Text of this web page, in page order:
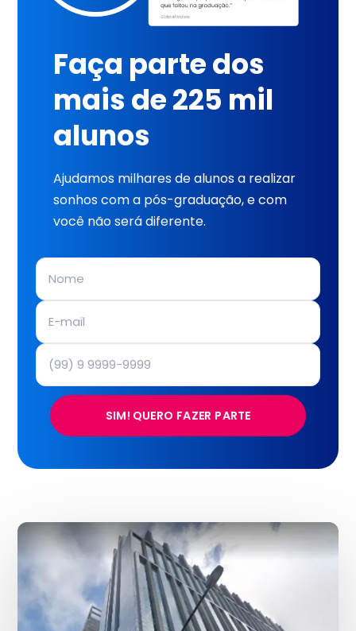
Faça parte dos
mais de 225 mil
alunos
Ajudamos milhares de alunos a realizar
sonhos com a pós-graduação, e com
você não será diferente.
SIM! QUERO FAZER PARTE